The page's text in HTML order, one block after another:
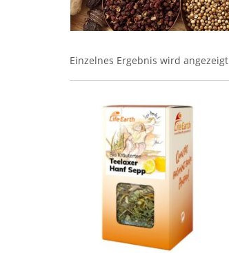
Einzelnes Ergebnis wird angezeigt